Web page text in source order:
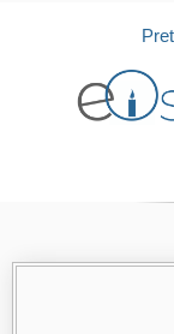
Isprobajte